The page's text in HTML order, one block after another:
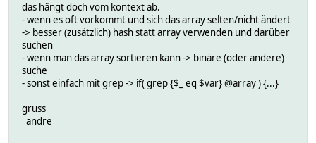
das hängt doch vom kontext ab.
- wenn es oft vorkommt und sich das array selten/nicht ändert
-> besser (zusätzlich) hash statt array verwenden und darüber
suchen
- wenn man das array sortieren kann -> binäre (oder andere)
suche
- sonst einfach mit grep -> if( grep {$_ eq $var} @array ) {...}
gruss
andre